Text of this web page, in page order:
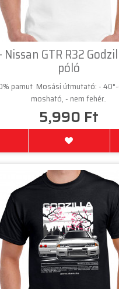
Nissan GTR R32
póló
pamut Mosási útmutató: -
mosható, - nem fehér..
5,990 Ft